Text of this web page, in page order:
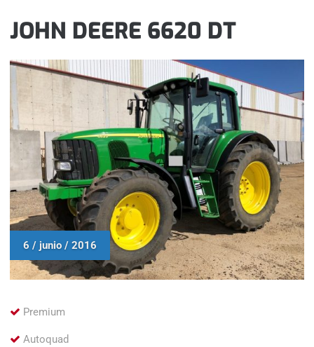
JOHN DEERE 6620 DT
6 / junio / 2016
Premium
Autoquad